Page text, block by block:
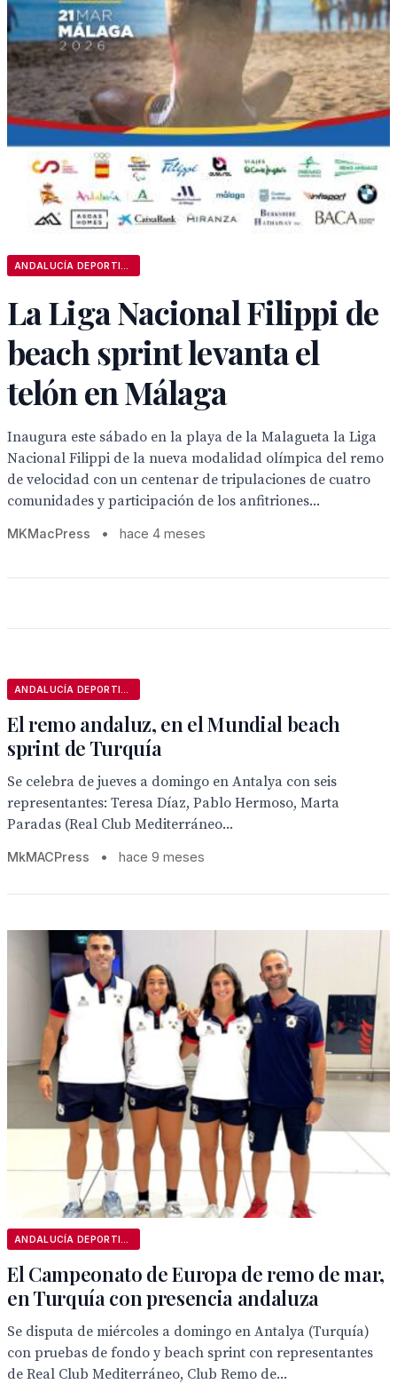
La Liga Nacional Filippi de
beach sprint levanta el
telón en Málaga
Inaugura este sábado en la playa de la Malagueta la Liga
Nacional Filippi de la nueva modalidad olímpica del remo
de velocidad con un centenar de tripulaciones de cuatro
comunidades y participación de los anfitriones...
MKMacPress • hace 4 meses
El remo andaluz, en el Mundial beach
sprint de Turquía
Se celebra de jueves a domingo en Antalya con seis
representantes: Teresa Díaz, Pablo Hermoso, Marta
Paradas (Real Club Mediterráneo...
MkMACPress • hace 9 meses
El Campeonato de Europa de remo de mar,
en Turquía con presencia andaluza
Se disputa de miércoles a domingo en Antalya (Turquía)
con pruebas de fondo y beach sprint con representantes
de Real Club Mediterráneo, Club Remo de...